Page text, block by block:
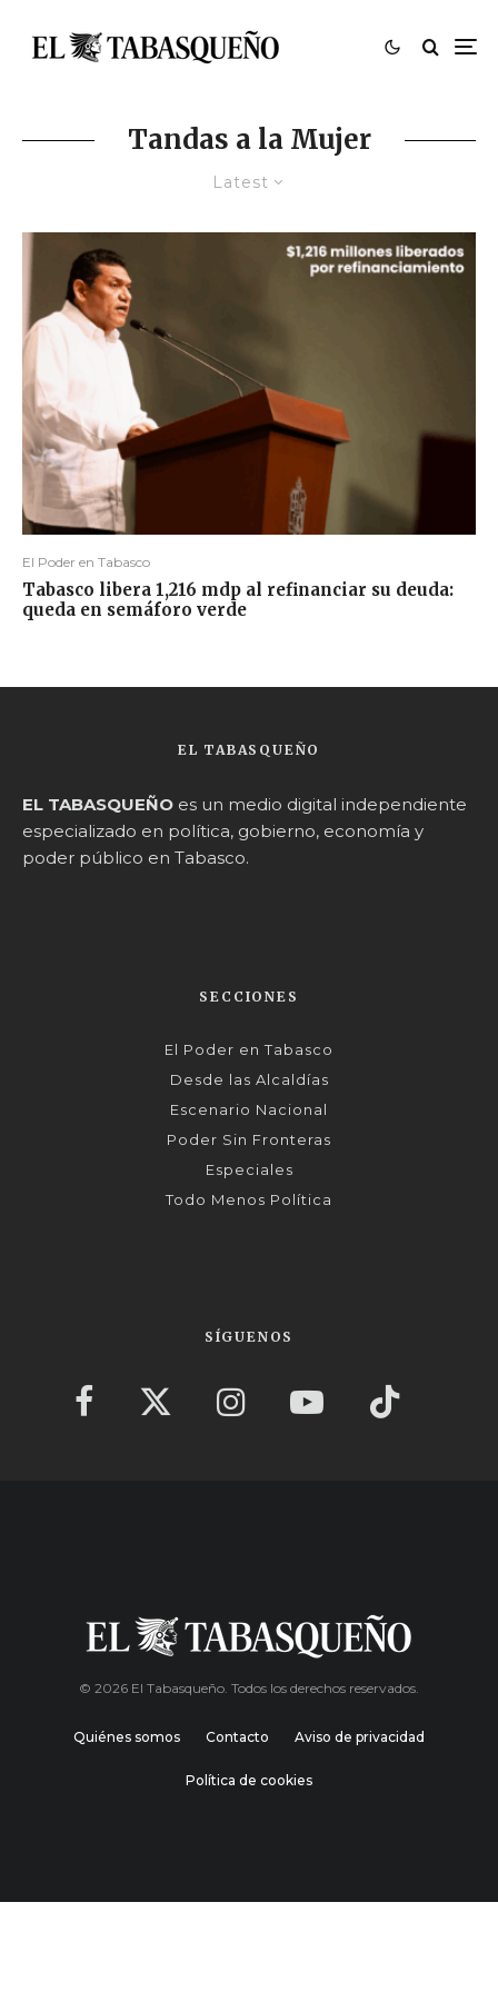
Tandas a la Mujer
Latest
El Poder en Tabasco
Tabasco libera 1,216 mdp al refinanciar su deuda:
queda en semáforo verde
EL TABASQUEÑO
EL TABASQUEÑO es un medio digital independiente
especializado en política, gobierno, economía y
poder público en Tabasco.
SECCIONES
El Poder en Tabasco
Desde las Alcaldías
Escenario Nacional
Poder Sin Fronteras
Especiales
Todo Menos Política
SÍGUENOS
© 2026 El Tabasqueño. Todos los derechos reservados.
Quiénes somos Contacto Aviso de privacidad
Política de cookies